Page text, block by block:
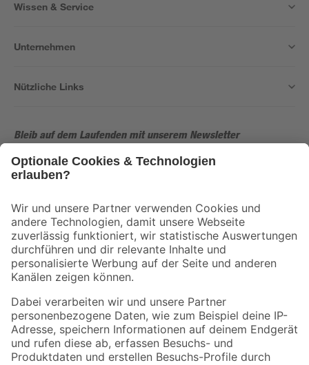
Wissen & Service
Unternehmen
Nützliche Links
Bleib auf dem Laufenden mit unserem Newsletter
Der toom Newsletter: Keine Angebote und Aktionen mehr verpassen!
Folge uns
Zahlungsarten Versandarten